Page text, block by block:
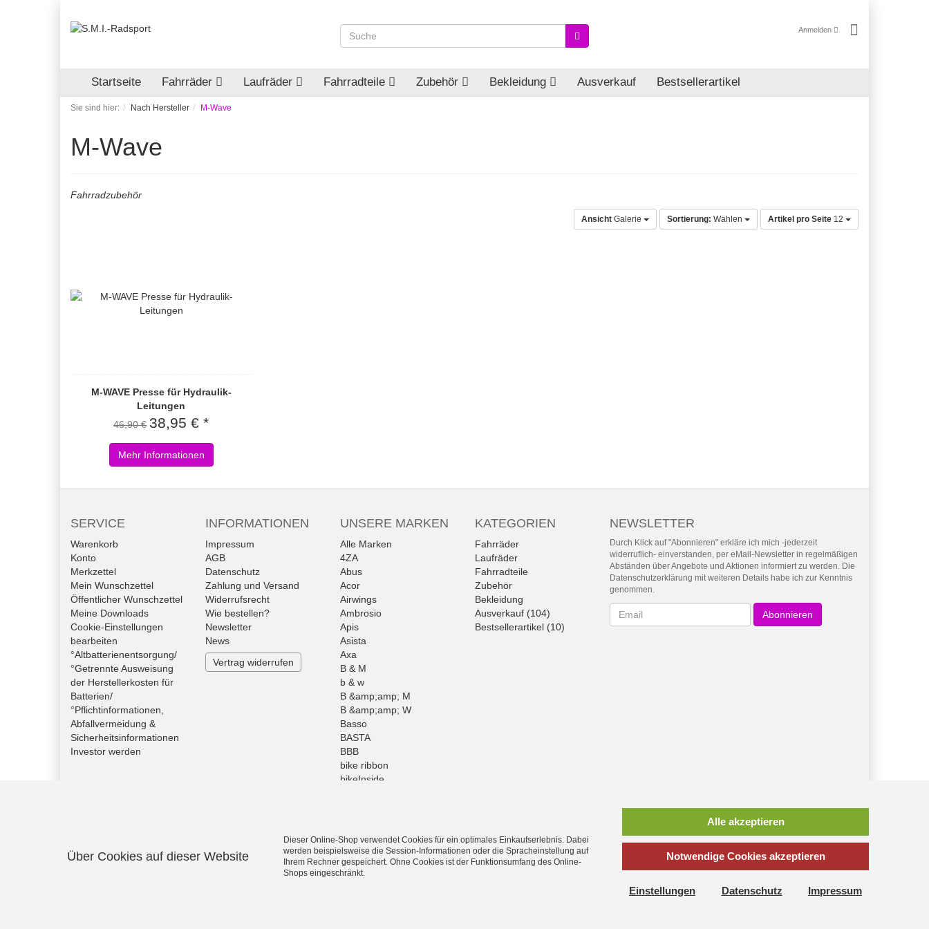
Anmelden
Startseite Fahrräder Laufräder Fahrradteile Zubehör Bekleidung Ausverkauf Bestsellerartikel
Sie sind hier: Nach Hersteller M-Wave
M-Wave
Fahrradzubehör
Ansicht Galerie Sortierung: Wählen Artikel pro Seite 12
M-WAVE Presse für Hydraulik-
Leitungen
46,90 € 38,95 € *
Mehr Informationen
SERVICE
Warenkorb
Konto
Merkzettel
Mein Wunschzettel
Öffentlicher Wunschzettel
Meine Downloads
Cookie-Einstellungen
bearbeiten
°Altbatterienentsorgung/
°Getrennte Ausweisung
der Herstellerkosten für
Batterien/
°Pflichtinformationen,
Abfallvermeidung &
Sicherheitsinformationen
Investor werden
INFORMATIONEN
Impressum
AGB
Datenschutz
Zahlung und Versand
Widerrufsrecht
Wie bestellen?
Newsletter
News
Vertrag widerrufen
UNSERE MARKEN
Alle Marken
4ZA
Abus
Acor
Airwings
Ambrosio
Apis
Asista
Axa
B & M
b & w
B &amp;amp; M
B &amp;amp; W
Basso
BASTA
BBB
bike ribbon
bikeInside
Mehr
KATEGORIEN
Fahrräder
Laufräder
Fahrradteile
Zubehör
Bekleidung
Ausverkauf (104)
Bestsellerartikel (10)
NEWSLETTER
Durch Klick auf "Abonnieren" erkläre ich mich -jederzeit
widerruflich- einverstanden, per eMail-Newsletter in regelmäßigen
Abständen über Angebote und Aktionen informiert zu werden. Die
Datenschutzerklärung mit weiteren Details habe ich zur Kenntnis
genommen.
Newsletter Abonnieren
Über Cookies auf dieser Website
Dieser Online-Shop verwendet Cookies für ein optimales Einkaufserlebnis. Dabei
werden beispielsweise die Session-Informationen oder die Spracheinstellung auf
Ihrem Rechner gespeichert. Ohne Cookies ist der Funktionsumfang des Online-
Shops eingeschränkt.
Alle akzeptieren
Notwendige Cookies akzeptieren
Einstellungen Datenschutz Impressum